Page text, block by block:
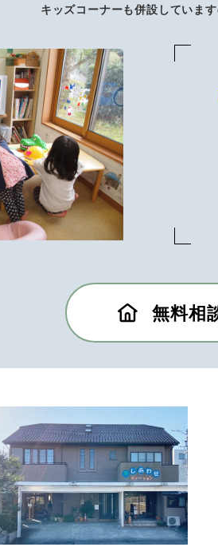
キッズコーナーも併設していま
無料相